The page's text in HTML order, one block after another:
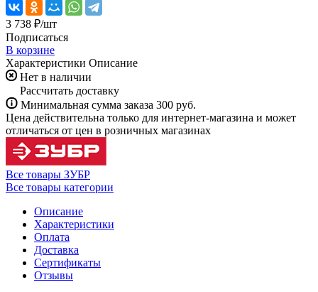
3 738 ₽/шт
Подписаться
В корзине
Характеристики Описание
Нет в наличии
Рассчитать доставку
Минимальная сумма заказа 300 руб.
Цена действительна только для интернет-магазина и может
отличаться от цен в розничных магазинах
Все товары ЗУБР
Все товары категории
Описание
Характеристики
Оплата
Доставка
Сертификаты
Отзывы